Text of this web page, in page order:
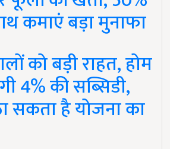
कमाएं बड़ा मुनाफा
को बड़ी राहत, होम
4% की सब्सिडी,
सकता है योजना का